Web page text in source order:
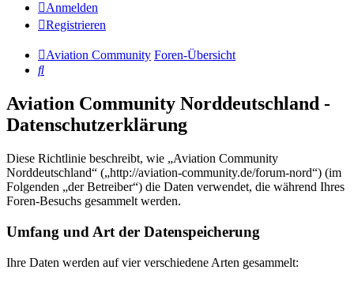
Anmelden
Registrieren
Aviation Community Foren-Übersicht
Suche
Aviation Community Norddeutschland -
Datenschutzerklärung
Diese Richtlinie beschreibt, wie „Aviation Community
Norddeutschland“ („http://aviation-community.de/forum-nord“) (im
Folgenden „der Betreiber“) die Daten verwendet, die während Ihres
Foren-Besuchs gesammelt werden.
Umfang und Art der Datenspeicherung
Ihre Daten werden auf vier verschiedene Arten gesammelt: